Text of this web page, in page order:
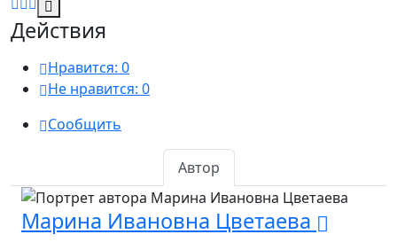
Действия
Нравится: 0
Не нравится: 0
Сообщить
Автор
Марина Ивановна Цветаева